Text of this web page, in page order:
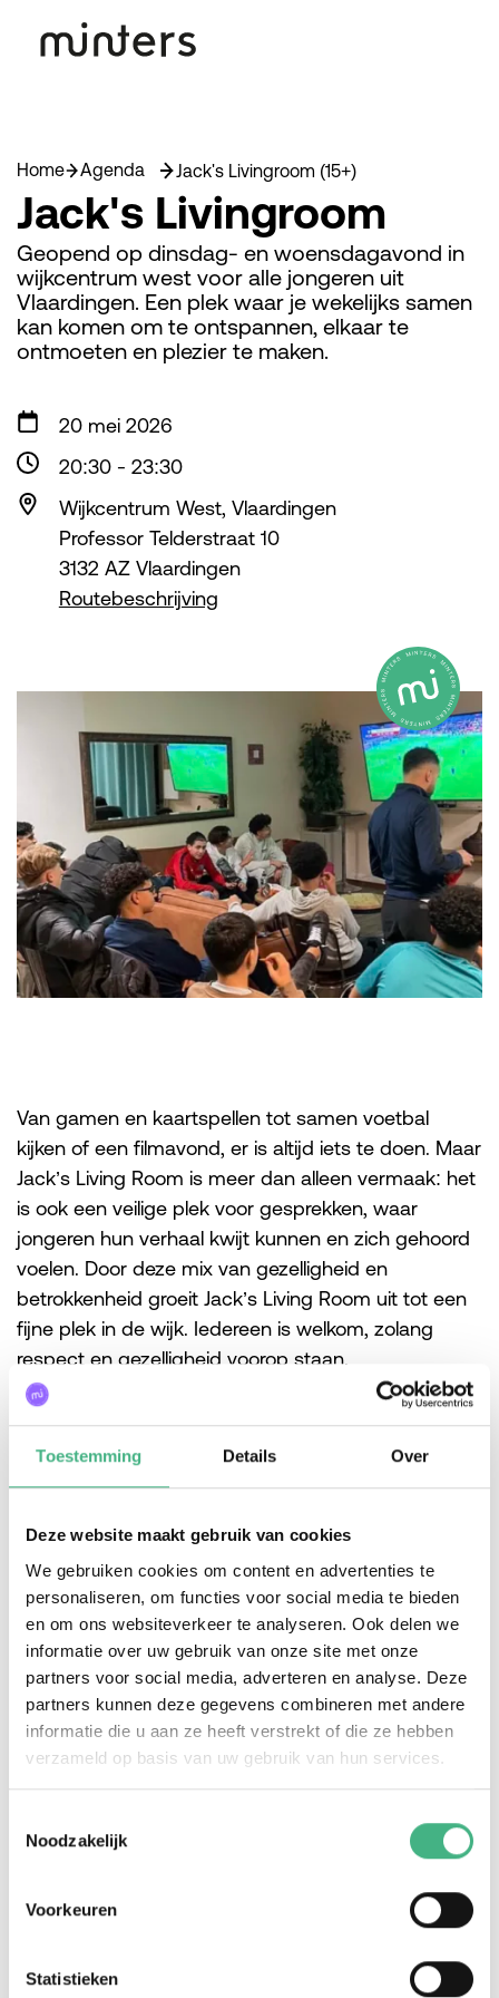
Toestemming Details Over
Deze website maakt gebruik van cookies
We gebruiken cookies om content en advertenties te
personaliseren, om functies voor social media te bieden
en om ons websiteverkeer te analyseren. Ook delen we
informatie over uw gebruik van onze site met onze
partners voor social media, adverteren en analyse. Deze
partners kunnen deze gegevens combineren met andere
informatie die u aan ze heeft verstrekt of die ze hebben
verzameld op basis van uw gebruik van hun services.
Noodzakelijk
Voorkeuren
Statistieken
Jack's Livingroom
Geopend op dinsdag- en woensdagavond in
wijkcentrum west voor alle jongeren uit
Vlaardingen. Een plek waar je wekelijks samen
kan komen om te ontspannen, elkaar te
ontmoeten en plezier te maken.
20 mei 2026
20:30- 23:30
Wijkcentrum West, Vlaardingen
Professor Telderstraat 10
3132 AZ Vlaardingen
Routebeschrijving
Home Agenda Jack's Livingroom (15+)
Van gamen en kaartspellen tot samen voetbal
kijken of een filmavond, er is altijd iets te doen. Maar
Jack’s Living Room is meer dan alleen vermaak: het
is ook een veilige plek voor gesprekken, waar
jongeren hun verhaal kwijt kunnen en zich gehoord
voelen. Door deze mix van gezelligheid en
betrokkenheid groeit Jack’s Living Room uit tot een
fijne plek in de wijk. Iedereen is welkom, zolang
respect en gezelligheid voorop staan.
Wanneer:
Elke dinsdagavond 20:30- 23:30
Voor wie:jongeren 15+ jaar
Vragen?
Neem contact op met onze jongerenwerker
Obeida!
obeida.kadri@minters.nl
06 24 69 34 65